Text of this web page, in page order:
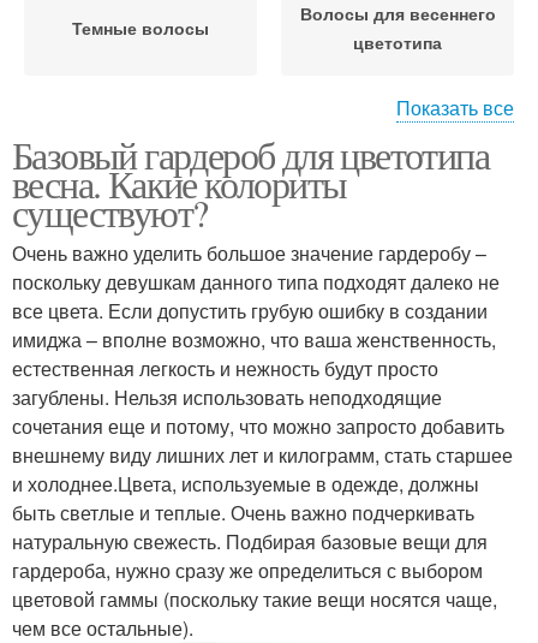
Темные волосы
Волосы для весеннего
цветотипа
Светлые волосы
весны
Волос для яркой
Волос для контрастной
весны
Показать все
Базовый гардероб для цветотипа
весна. Какие колориты
существуют?
Очень важно уделить большое значение гардеробу –
поскольку девушкам данного типа подходят далеко не
все цвета. Если допустить грубую ошибку в создании
имиджа – вполне возможно, что ваша женственность,
естественная легкость и нежность будут просто
загублены. Нельзя использовать неподходящие
сочетания еще и потому, что можно запросто добавить
внешнему виду лишних лет и килограмм, стать старшее
и холоднее.Цвета, используемые в одежде, должны
быть светлые и теплые. Очень важно подчеркивать
натуральную свежесть. Подбирая базовые вещи для
гардероба, нужно сразу же определиться с выбором
цветовой гаммы (поскольку такие вещи носятся чаще,
чем все остальные).